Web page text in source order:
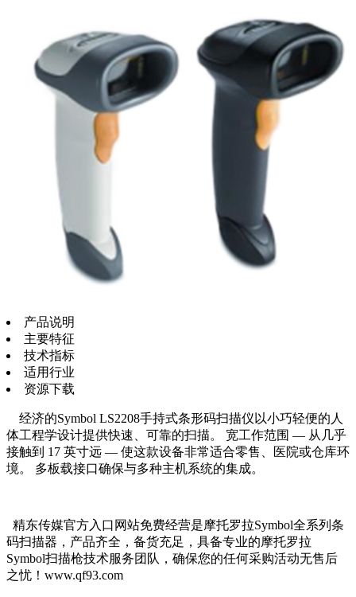
产品说明
主要特征
技术指标
适用行业
资源下载
经济的Symbol LS2208手持式条形码扫描仪以小巧轻便的人
体工程学设计提供快速、可靠的扫描。 宽工作范围 — 从几乎
接触到 17 英寸远 — 使这款设备非常适合零售、医院或仓库环
境。 多板载接口确保与多种主机系统的集成。
精东传媒官方入口网站免费经营是摩托罗拉Symbol全系列条
码扫描器，产品齐全，备货充足，具备专业的摩托罗拉
Symbol扫描枪技术服务团队，确保您的任何采购活动无售后
之忧！www.qf93.com